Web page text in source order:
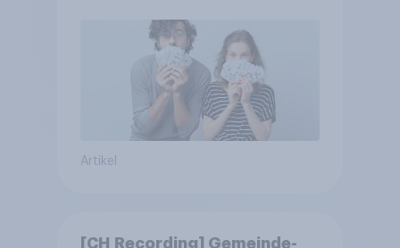
Artikel
[CH Recording] Gemeinde-